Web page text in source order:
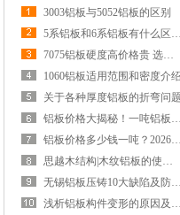
3003铝板与5052铝板的区别
5系铝板和6系铝板有什么区别？
7075铝板硬度高价格贵 选购前先看懂这几点
1060铝板适用范围和密度介绍
关于各种厚度铝板的折弯问题
铝板价格大揭秘！一吨铝板多少钱？特点和价格对比一网打尽
铝板价格多少钱一吨？2026年4月最新行情
思越木结构|木纹铝板的使用心得和注意事项
无锡铝板压铸10大缺陷及防治方法
浅析铝板构件变形的原因及矫正方法